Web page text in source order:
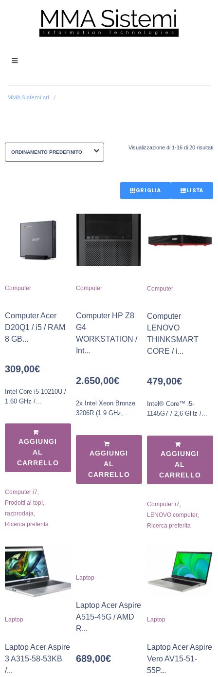
MMA Sistemi srl. /
Visualizzazione di 1-16 di 20 risultati
GRIGLIA LISTA
Computer
Computer Acer
D20Q1 / i5 / RAM
8 GB...
309,00€
Intel Core i5-10210U /
1.60 GHz /...
AGGIUNGI
AL
CARRELLO
Computer i7
Prodotti al top!
razprodaja
Ricerca preferita
Computer
Computer HP Z8
G4
WORKSTATION /
Int...
2.650,00€
2x Intel Xeon Bronze
3206R (1.9 GHz,...
AGGIUNGI
AL
CARRELLO
Computer
Computer
LENOVO
THINKSMART
CORE / i...
479,00€
Intel® Core™ i5-
1145G7 / 2,6 GHz /...
AGGIUNGI
AL
CARRELLO
Computer i7,
LENOVO computer,
Ricerca preferita
Laptop
Laptop Acer Aspire
3 A315-58-53KB
/...
Laptop
Laptop Acer Aspire
A515-45G / AMD
R...
689,00€
Laptop
Laptop Acer Aspire
Vero AV15-51-
55P...